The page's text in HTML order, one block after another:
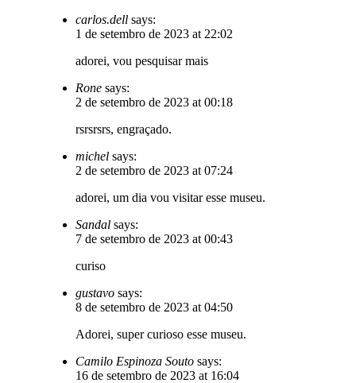
carlos.dell says:
1 de setembro de 2023 at 22:02
adorei, vou pesquisar mais
Rone says:
2 de setembro de 2023 at 00:18
rsrsrsrs, engraçado.
michel says:
2 de setembro de 2023 at 07:24
adorei, um dia vou visitar esse museu.
Sandal says:
7 de setembro de 2023 at 00:43
curiso
gustavo says:
8 de setembro de 2023 at 04:50
Adorei, super curioso esse museu.
Camilo Espinoza Souto says:
16 de setembro de 2023 at 16:04